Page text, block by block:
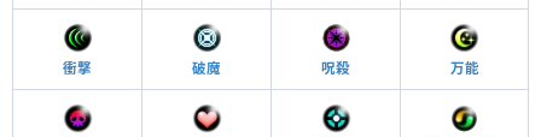
衝撃 破魔 呪殺 万能